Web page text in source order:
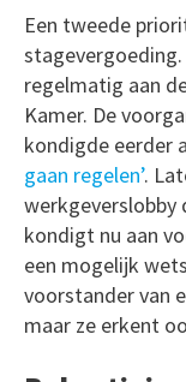
Een tweede
regelmatig aan
Kamer. De
kondigde eerder
gaan regelen’.
werkgeverslobby
kondigt nu aan
een mogelijk
voorstander van
maar ze erkent